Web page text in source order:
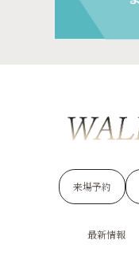
来場予約
最新情報